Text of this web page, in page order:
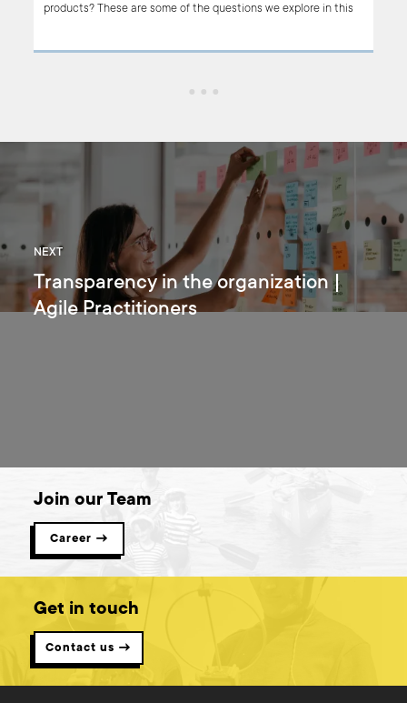
products? These are some of the questions we explore in this
NEXT
Transparency in the organization |
Agile Practitioners
Join our Team
Career →
Get in touch
Contact us →